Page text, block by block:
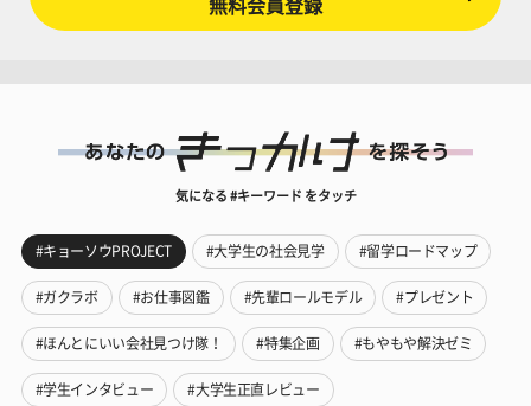
無料会員登録
気になる #キーワード をタッチ
#キョーソウPROJECT #大学生の社会見学 #留学ロードマップ
#ガクラボ #お仕事図鑑 #先輩ロールモデル #プレゼント
#ほんとにいい会社見つけ隊！ #特集企画 #もやもや解決ゼミ
#学生インタビュー #大学生正直レビュー